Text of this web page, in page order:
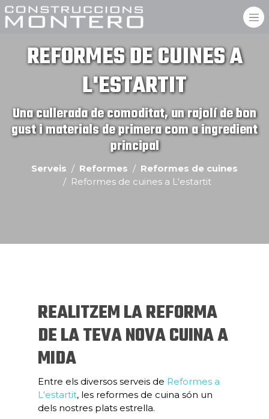
REFORMES DE CUINES A
L'ESTARTIT
Una cullerada de comoditat, un rajolí de bon
gust i materials de primera com a ingredient
principal
Serveis Reformes
Reformes de cuines
Reformes de cuines a L'estartit
REALITZEM LA REFORMA
DE LA TEVA NOVA CUINA A
MIDA
Entre els diversos serveis de Reformes a
L'estartit, les reformes de cuina són un
dels nostres plats estrella.